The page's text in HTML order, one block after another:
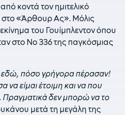
κοντά τον ημιτελικό
στο «Άρθουρ Ας». Μόλις
του Γουίμπλεντον όπου
στο Νο 336 της παγκόσμιας
εδώ, πόσο γρήγορα πέρασαν!
είμαι έτοιμη και να που
Πραγματικά δεν μπορώ να το
μετά τη μεγάλη της